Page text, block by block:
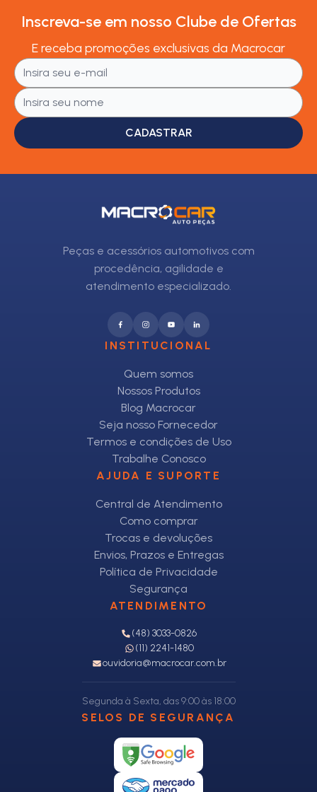
Inscreva-se em nosso Clube de Ofertas
E receba promoções exclusivas da Macrocar
CADASTRAR
Peças e acessórios automotivos com
procedência, agilidade e
atendimento especializado.
INSTITUCIONAL
Quem somos
Nossos Produtos
Blog Macrocar
Seja nosso Fornecedor
Termos e condições de Uso
Trabalhe Conosco
AJUDA E SUPORTE
Central de Atendimento
Como comprar
Trocas e devoluções
Envios, Prazos e Entregas
Política de Privacidade
Segurança
ATENDIMENTO
(48) 3033-0826
(11) 2241-1480
ouvidoria@macrocar.com.br
Segunda à Sexta, das 9:00 às 18:00
SELOS DE SEGURANÇA